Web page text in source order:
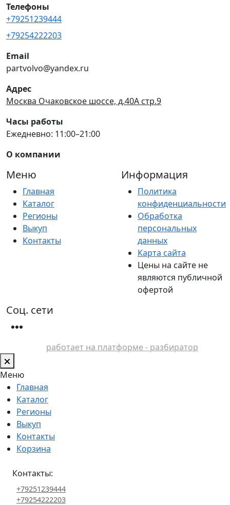
Телефоны
+79251239444
+79254222203
Email
partvolvo@yandex.ru
Адрес
Москва Очаковское шоссе, д.40А стр.9
Часы работы
Ежедневно: 11:00–21:00
О компании
Меню
Главная
Каталог
Регионы
Выкуп
Контакты
Информация
Политика
конфиденциальности
Обработка
персональных
данных
Карта сайта
Цены на сайте не
являются публичной
офертой
Соц. сети
работает на платформе - разбиратор
Меню
Главная
Каталог
Регионы
Выкуп
Контакты
Корзина
Контакты:
+79251239444
+79254222203